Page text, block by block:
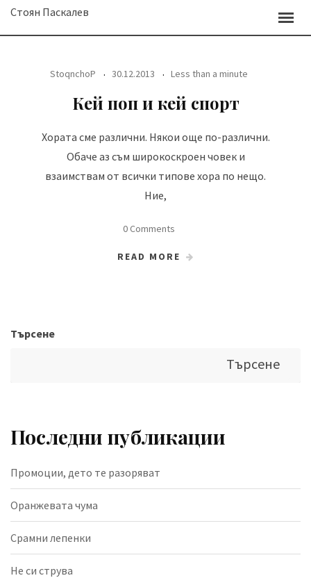
SkipСтоян Паскалев
StoqnchoP 30.12.2013 Less than a minute
Кей поп и кей спорт
Хората сме различни. Някои още по-различни.
Обаче аз съм широкоскроен човек и
взаимствам от всички типове хора по нещо.
Ние,
0 Comments
READ MORE
Търсене
Търсене
Последни публикации
Промоции, дето те разоряват
Оранжевата чума
Срамни лепенки
Не си струва